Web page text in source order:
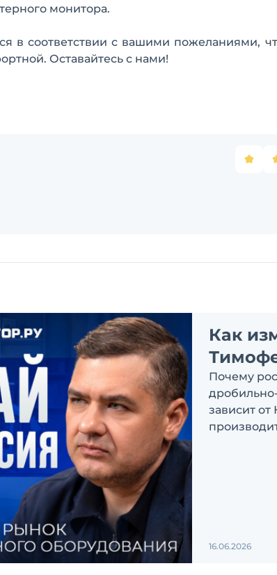
монитора.
в соответствии с вашими пожеланиями,
Оставайтесь с нами!
Как
Почему
зависит от
16.06.2026